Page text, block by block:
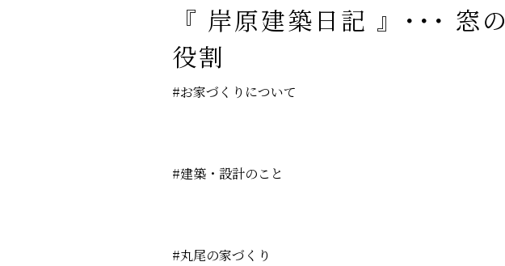
『 岸原建築日記 』･･･ 窓の
役割
#お家づくりについて
#建築・設計のこと
#丸尾の家づくり